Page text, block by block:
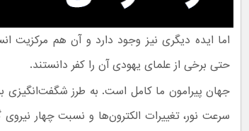
اما ایده دیگری نیز وجود دارد و آن هم مرکزیت
حتی برخی از علمای یهودی آن را کفر دانستند.
جهان پیرامون ما کامل است. به طرز شگفت‌انگیزی
سرعت نور، تغییرات الکترون‌ها و نسبت چهار